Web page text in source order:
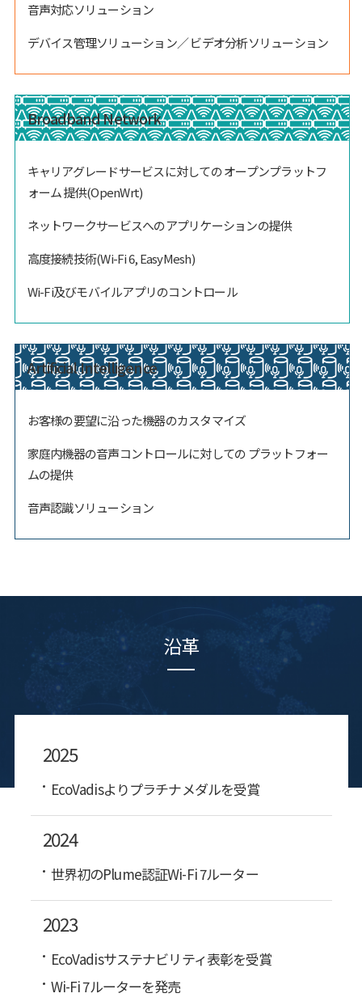
音声対応ソリューション
デバイス管理ソリューション／ ビデオ分析ソリューション
Broadband Network
キャリアグレードサービスに対しての オープンプラットフ
ォーム 提供(OpenWrt)
ネットワークサービスへのアプリケーションの提供
高度接続技術(Wi-Fi 6, EasyMesh)
Wi-Fi及びモバイルアプリのコントロール
Artificial Intelligence
お客様の要望に沿った機器のカスタマイズ
家庭内機器の音声コントロールに対しての プラットフォー
ムの提供
音声認識ソリューション
沿革
2025
EcoVadisよりプラチナメダルを受賞
2024
世界初のPlume認証Wi-Fi 7ルーター
2023
EcoVadisサステナビリティ表彰を受賞
Wi-Fi 7ルーターを発売